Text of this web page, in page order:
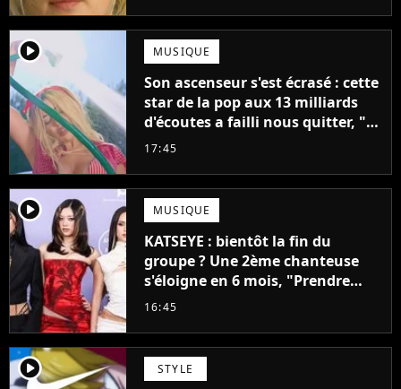
player2 MUSIQUE
Son ascenseur s'est écrasé : cette
star de la pop aux 13 milliards
d'écoutes a failli nous quitter, "Je
pensais ne plus jamais chanter"
17:45
player2 MUSIQUE
KATSEYE : bientôt la fin du
groupe ? Une 2ème chanteuse
s'éloigne en 6 mois, "Prendre
cette décision n’a pas été facile"
16:45
player2 STYLE